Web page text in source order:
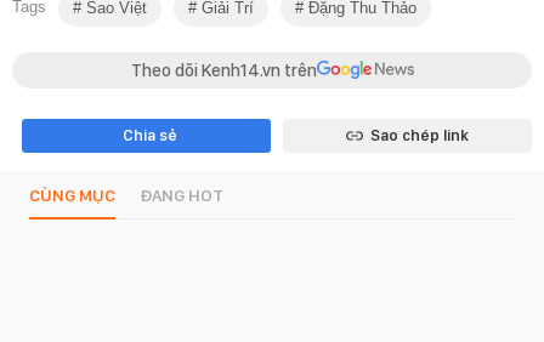
Tags Sao Việt Giải Trí Đặng Thu Thảo
Theo dõi Kenh14.vn trên
Chia sẻ Sao chép link
CÙNG MỤC ĐANG HOT